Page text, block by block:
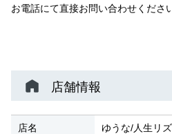
お電話にて直接お問い合わせくださ
店舗情報
店名 ゆうな/人生リ